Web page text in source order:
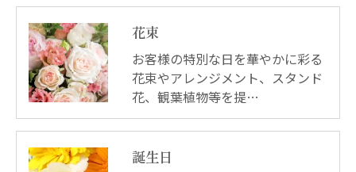
花束
お客様の特別な日を華やかに彩る
花束やアレンジメント、スタンド
花、観葉植物等を提…
誕生日